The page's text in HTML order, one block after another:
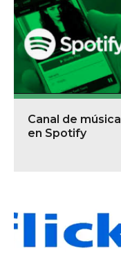
Canal de música
en Spotify